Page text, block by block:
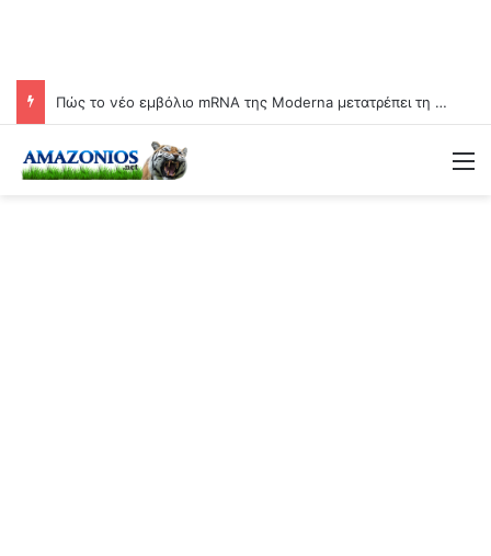
Πώς το νέο εμβόλιο mRNA της Moderna μετατρέπει τη γιαγιά σε βιολογικό όπλο